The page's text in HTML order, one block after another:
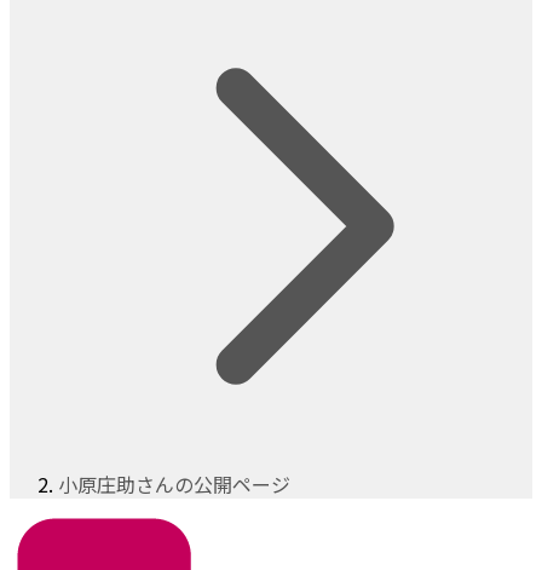
小原庄助さんの公開ページ